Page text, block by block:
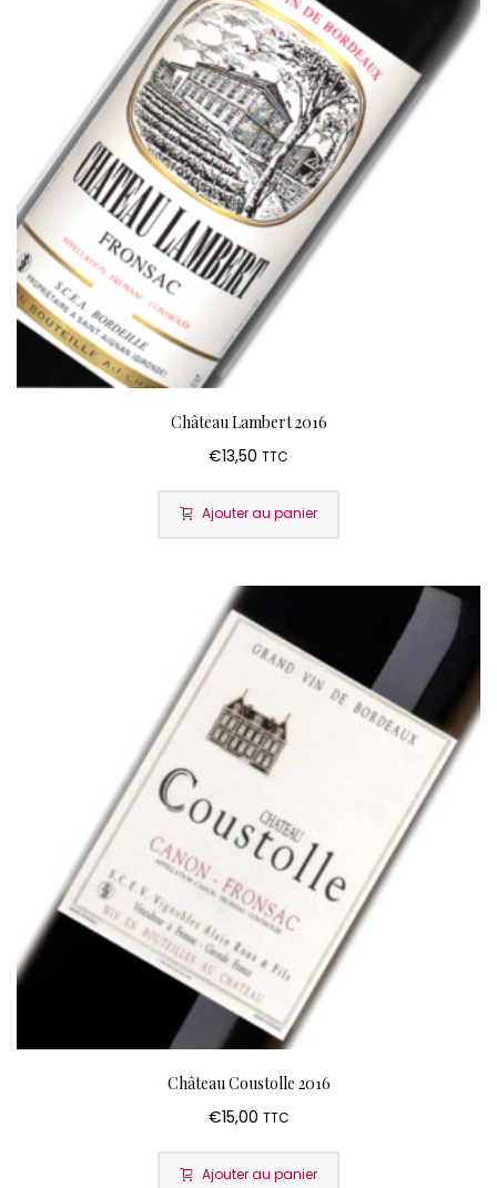
Château Lambert 2016
€13,50 TTC
Ajouter au panier
Château Coustolle 2016
€15,00 TTC
Ajouter au panier